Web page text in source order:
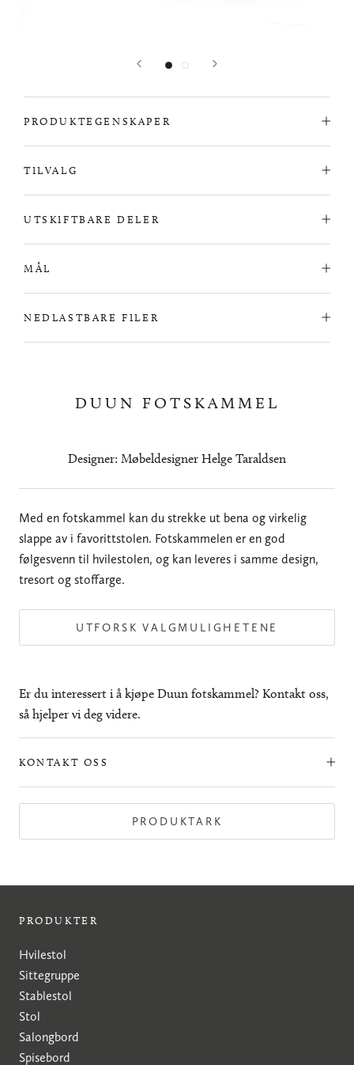
PRODUKTEGENSKAPER
TILVALG
UTSKIFTBARE DELER
MÅL
NEDLASTBARE FILER
DUUN FOTSKAMMEL
Designer: Møbeldesigner Helge Taraldsen
Med en fotskammel kan du strekke ut bena og virkelig
slappe av i favorittstolen. Fotskammelen er en god
følgesvenn til hvilestolen, og kan leveres i samme design,
tresort og stoffarge.
UTFORSK VALGMULIGHETENE
Er du interessert i å kjøpe Duun fotskammel? Kontakt oss,
så hjelper vi deg videre.
KONTAKT OSS
PRODUKTARK
PRODUKTER
Hvilestol
Sittegruppe
Stablestol
Stol
Salongbord
Spisebord